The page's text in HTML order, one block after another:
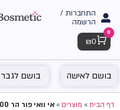
התחברות /
הרשמה
Cart
0
₪ 0
בושם לאישה בושם לגבר
דף הבית»מוצרים»אי וואי פור הר 100מל אדט מבית טרוסרדי – בושם לאישה